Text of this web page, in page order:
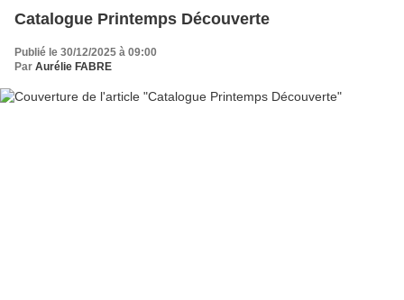
Catalogue Printemps Découverte
Publié le 30/12/2025 à 09:00
Par Aurélie FABRE